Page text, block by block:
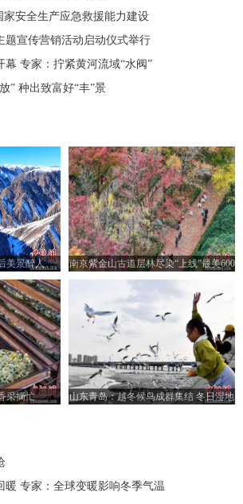
家安全生产应急救援能力建设
题宣传营销活动启动仪式举行
幕 专家：拧紧黄河流域“水阀”
” 种出致富好“丰”景
美景醉人
南京紫金山古道层林尽染“上线”最美600
米
采摘忙
山东青岛：越冬候鸟成群集结 冬日湿地
暖 专家：全球变暖影响冬季气温